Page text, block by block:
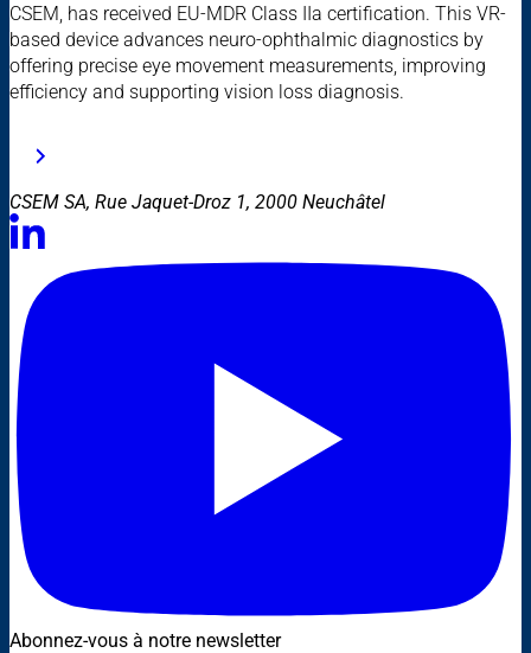
CSEM, has received EU-MDR Class IIa certification. This VR-
based device advances neuro-ophthalmic diagnostics by
offering precise eye movement measurements, improving
efficiency and supporting vision loss diagnosis.
CSEM SA, Rue Jaquet-Droz 1, 2000 Neuchâtel
Abonnez-vous à notre newsletter